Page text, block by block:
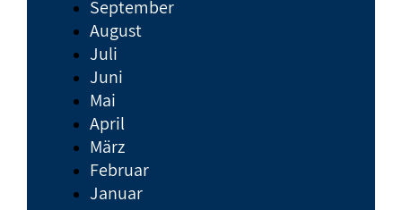
September
August
Juli
Juni
Mai
April
März
Februar
Januar